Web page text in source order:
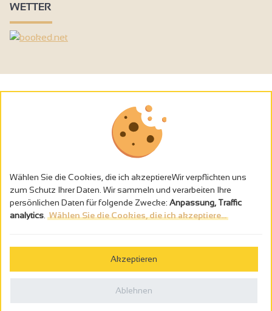
WETTER
Alkoholmissbrauch ist gefährlich für die Gesundheit - trinken Sie in
Politique de confidentialité
Wählen Sie die Cookies, die ich akzeptiereWir verpflichten uns
zum Schutz Ihrer Daten. Wir sammeln und verarbeiten Ihre
persönlichen Daten für folgende Zwecke: Anpassung, Traffic
analytics Wählen Sie die Cookies, die ich akzeptiere...
Akzeptieren
Ablehnen